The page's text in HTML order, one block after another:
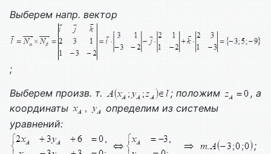
Выберем напр. вектор
;
Выберем произв. т.
; положим
, а
координаты
определим из системы
уравнений:
;